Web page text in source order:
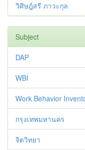
วิศิษฎ์สรี ภาวะกุล
Subject
DAP
WBI
Work Behavior
กรุงเทพมหานคร
จิตวิทยา